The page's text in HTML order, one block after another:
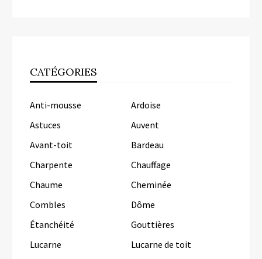
CATÉGORIES
Anti-mousse
Ardoise
Astuces
Auvent
Avant-toit
Bardeau
Charpente
Chauffage
Chaume
Cheminée
Combles
Dôme
Étanchéité
Gouttières
Lucarne
Lucarne de toit